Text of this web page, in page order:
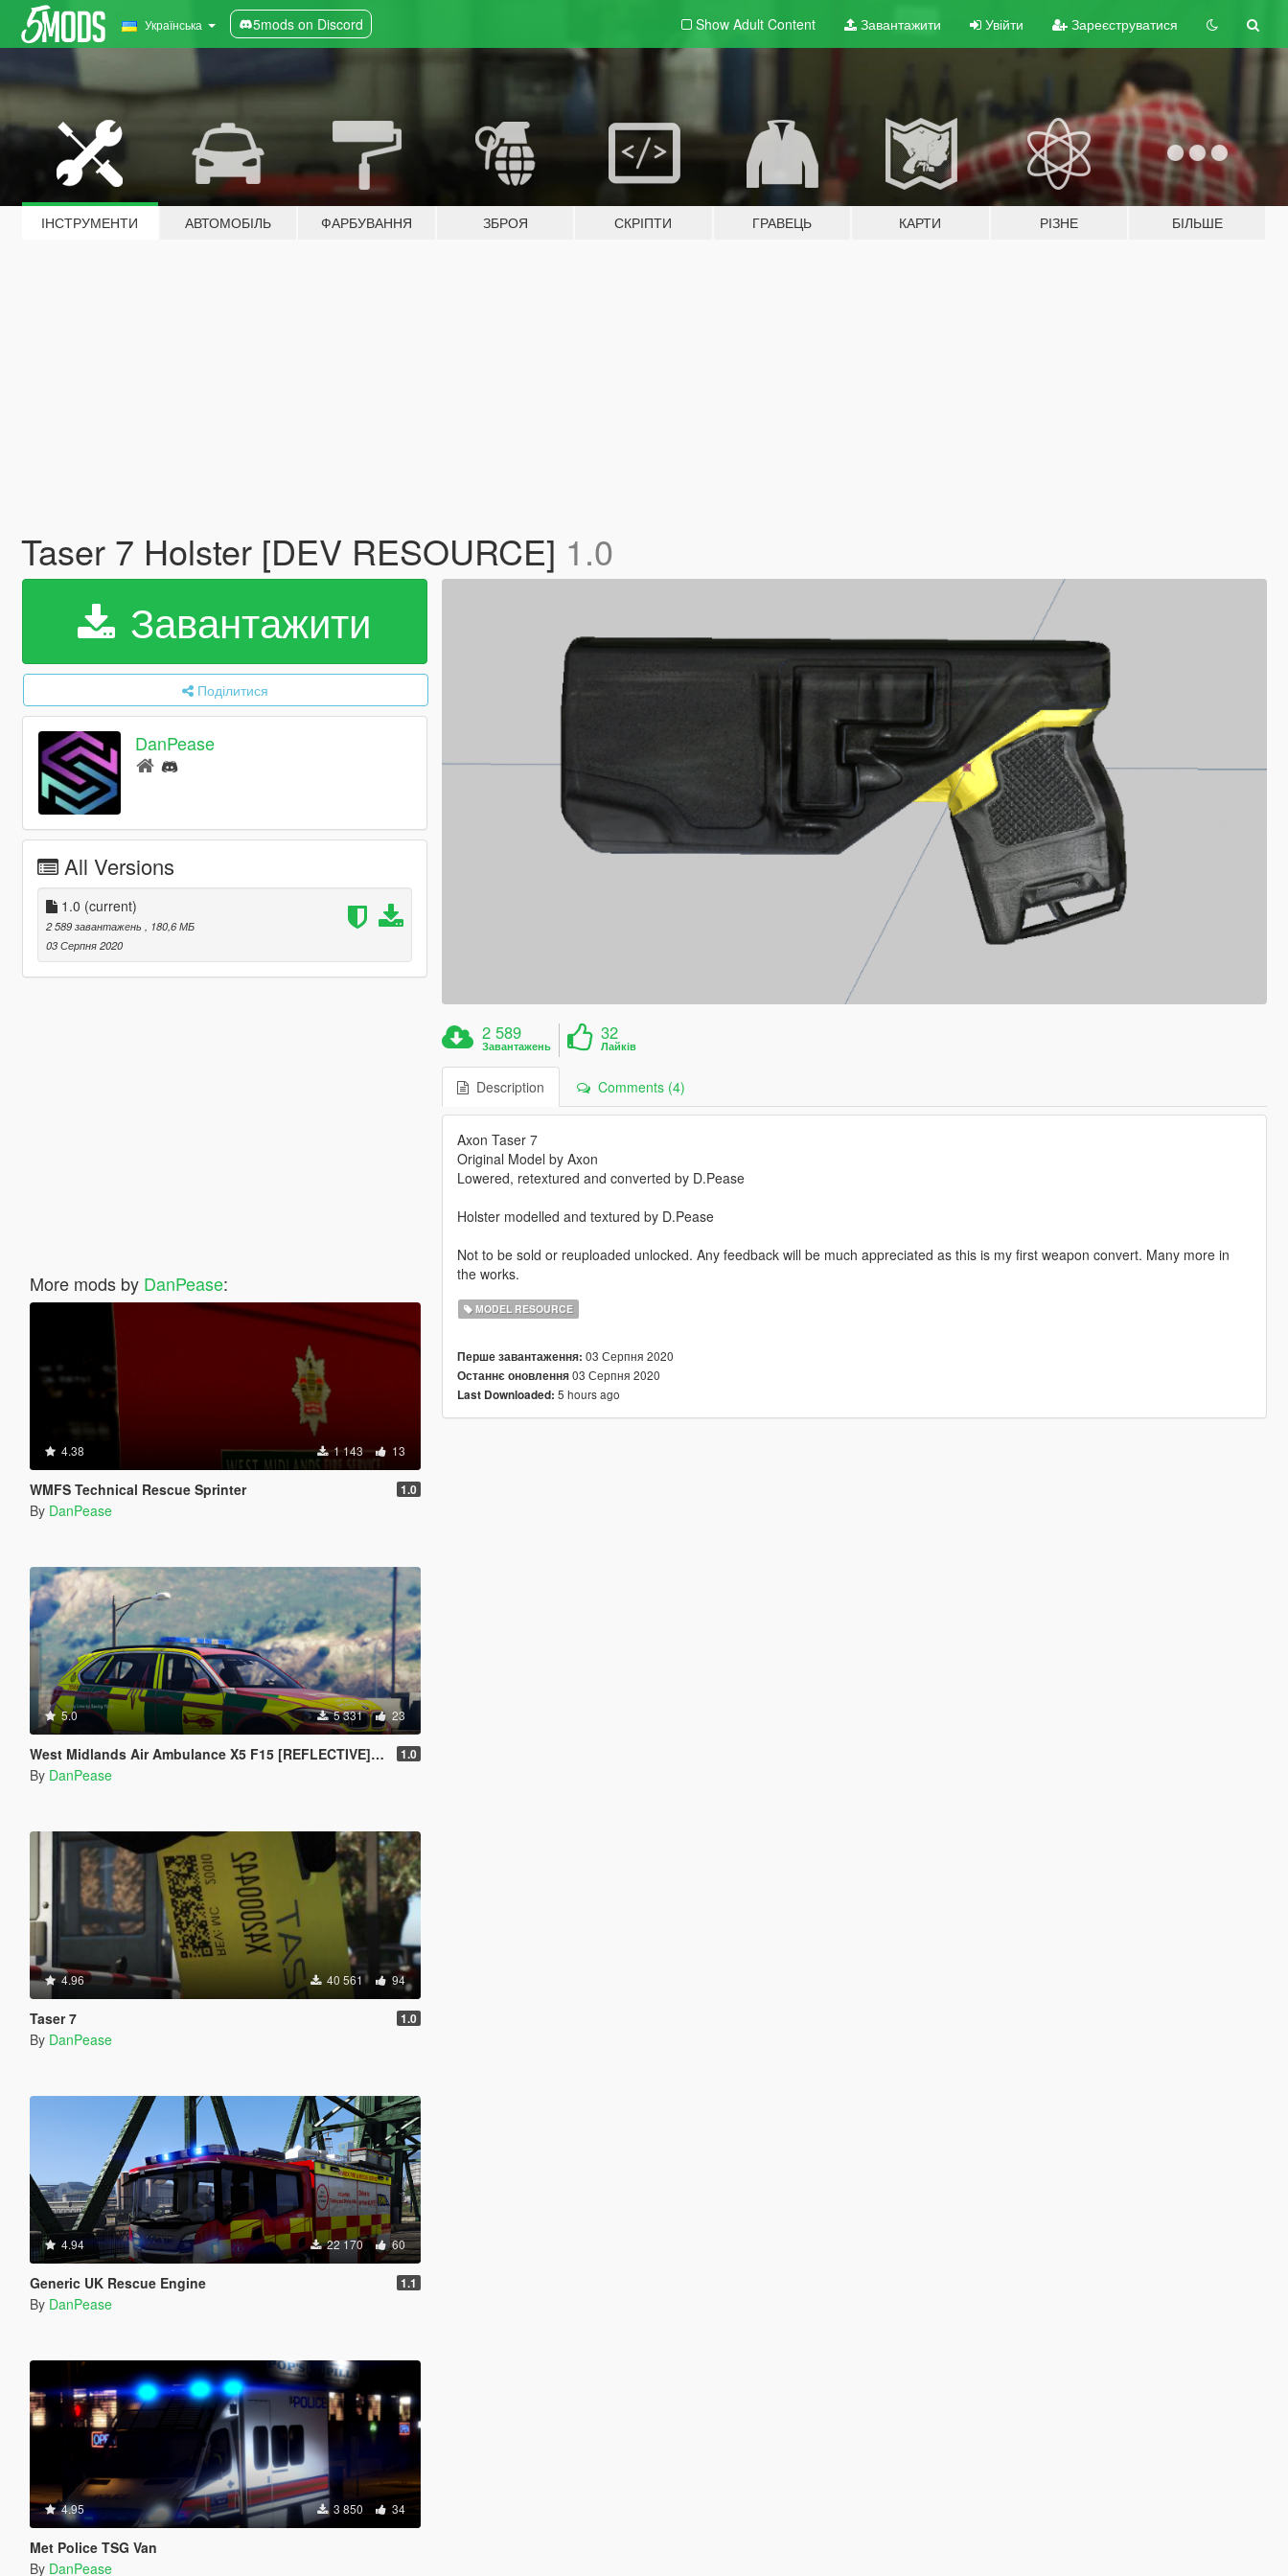
Українська 5mods on Discord Show Adult Content Завантажити Увійти Зареєструватися
ІНСТРУМЕНТИ АВТОМОБІЛЬ ФАРБУВАННЯ ЗБРОЯ СКРІПТИ ГРАВЕЦЬ КАРТИ РІЗНЕ БІЛЬШЕ
Taser 7 Holster [DEV RESOURCE] 1.0
Завантажити
Поділитися
DanPease
All Versions
1.0 (current)
2 589 завантажень
, 180,6 МБ
03 Серпня 2020
More mods by DanPease:
4.38 1 143 13
WMFS Technical Rescue Sprinter 1.0
By DanPease
5.0 5 331 23
West Midlands Air Ambulance X5 F15 [REFLECTIVE] [ELS] 1.0
By DanPease
4.96 40 561 94
Taser 7 1.0
By DanPease
4.94 22 170 60
Generic UK Rescue Engine 1.1
By DanPease
4.95 3 850 34
Met Police TSG Van
By DanPease
2 589
Завантажень
32
Лайків
Description Comments (4)
Axon Taser 7
Original Model by Axon
Lowered, retextured and converted by D.Pease
Holster modelled and textured by D.Pease
Not to be sold or reuploaded unlocked. Any feedback will be much appreciated as this is my first weapon convert. Many more in
the works.
MODEL RESOURCE
Перше завантаження: 03 Серпня 2020
Останнє оновлення03 Серпня 2020
Last Downloaded: 5 hours ago